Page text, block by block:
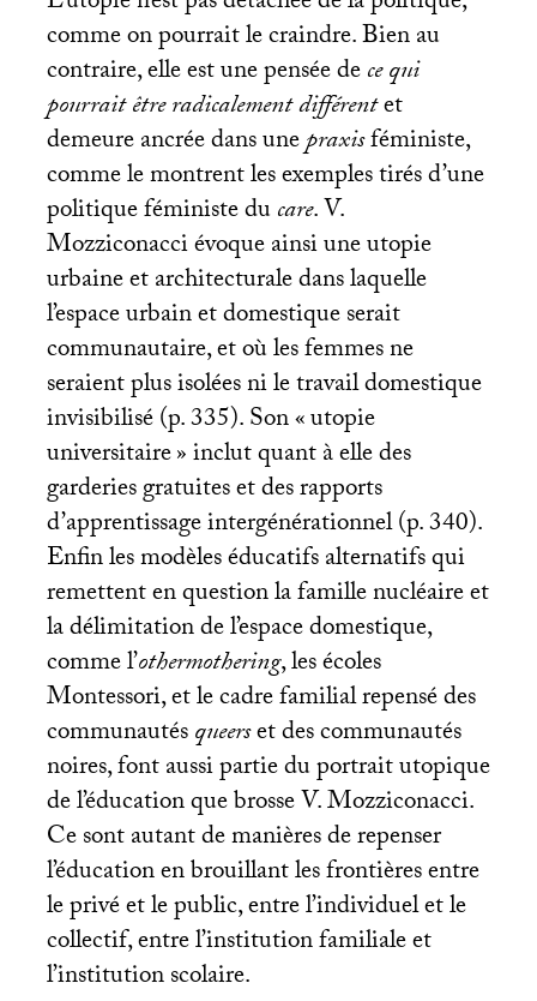
comme on pourrait le craindre. Bien au
contraire, elle est une pensée dece qui
pourrait être radicalement différentet
demeure ancrée dans unepraxisféministe,
comme le montrent les exemples tirés d’une
politique féministe ducare. V.
Mozziconacci évoque ainsi une utopie
urbaine et architecturale dans laquelle
l’espace urbain et domestique serait
communautaire, et où les femmes ne
seraient plus isolées ni le travail domestique
invisibilisé (p. 335). Son «utopie
universitaire» inclut quant à elle des
garderies gratuites et des rapports
d’apprentissage intergénérationnel (p. 340).
Enfin les modèles éducatifs alternatifs qui
remettent en question la famille nucléaire et
la délimitation de l’espace domestique,
comme l’othermothering, les écoles
Montessori, et le cadre familial repensé des
communautésqueerset des communautés
noires, font aussi partie du portrait utopique
de l’éducation que brosse V. Mozziconacci.
Ce sont autant de manières de repenser
l’éducation en brouillant les frontières entre
le privé et le public, entre l’individuel et le
collectif, entre l’institution familiale et
l’institution scolaire.